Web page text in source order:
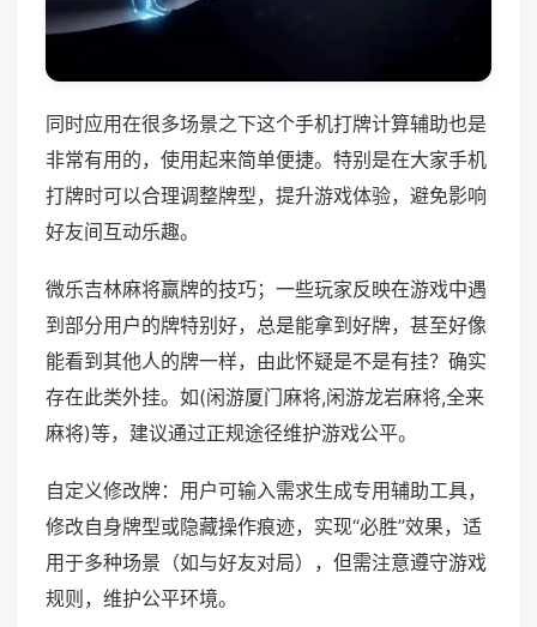
同时应用在很多场景之下这个手机打牌计算辅助也是
非常有用的，使用起来简单便捷。特别是在大家手机
打牌时可以合理调整牌型，提升游戏体验，避免影响
好友间互动乐趣。
微乐吉林麻将赢牌的技巧；一些玩家反映在游戏中遇
到部分用户的牌特别好，总是能拿到好牌，甚至好像
能看到其他人的牌一样，由此怀疑是不是有挂？确实
存在此类外挂。如(闲游厦门麻将,闲游龙岩麻将,全来
麻将)等，建议通过正规途径维护游戏公平。
自定义修改牌：用户可输入需求生成专用辅助工具，
修改自身牌型或隐藏操作痕迹，实现“必胜”效果，适
用于多种场景（如与好友对局），但需注意遵守游戏
规则，维护公平环境。